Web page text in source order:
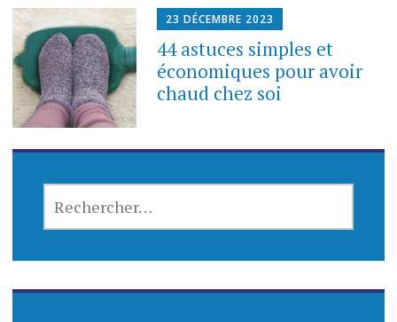
23 DÉCEMBRE 2023
44 astuces simples et
économiques pour avoir
chaud chez soi